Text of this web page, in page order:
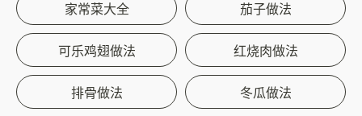
家常菜大全 茄子做法
可乐鸡翅做法 红烧肉做法
排骨做法 冬瓜做法